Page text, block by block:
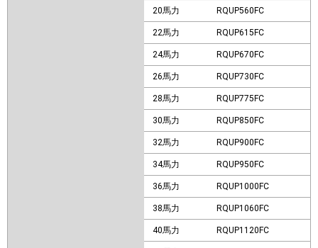
20馬力 RQUP560FC
22馬力 RQUP615FC
24馬力 RQUP670FC
26馬力 RQUP730FC
28馬力 RQUP775FC
30馬力 RQUP850FC
32馬力 RQUP900FC
34馬力 RQUP950FC
36馬力 RQUP1000FC
38馬力 RQUP1060FC
40馬力 RQUP1120FC